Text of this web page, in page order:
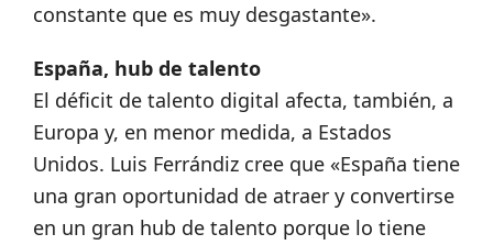
constante que es muy desgastante».
España, hub de talento
El déficit de talento digital afecta, también, a
Europa y, en menor medida, a Estados
Unidos. Luis Ferrándiz cree que «España tiene
una gran oportunidad de atraer y convertirse
en un gran hub de talento porque lo tiene